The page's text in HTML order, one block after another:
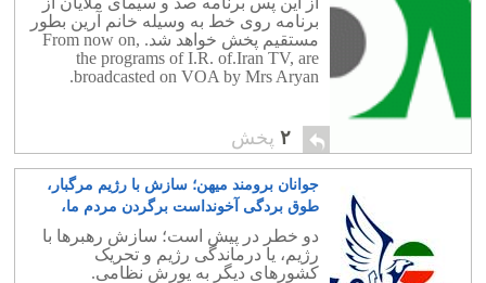
برنامه روی خط به وسیله خانم آرین بطور
مستقیم پخش خواهد شد. From now on,
the programs of I.R. of.Iran TV, are
broadcasted on VOA by Mrs Aryan.
۲ پخش
جوانان برومند میهن؛ سازش با رژیم مرگبار،
طوق بردگی آخونداست برگردن مردم ما،
هشیار باشید
دو خطر در پیش است؛ سازش رهبرها با
رژیم، یا درماندگی رژیم و تحریک
کشورهای دیگر به یورش نظامی.